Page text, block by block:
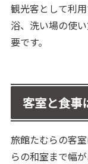
観光客として利
浴、洗い場の使
要です。
客室と食事
旅館たむらの客
らの和室まで幅が